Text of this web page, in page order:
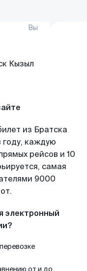
Вы
из Братска
году, каждую
рейсов и 10
самая
9000
электронный
от и до